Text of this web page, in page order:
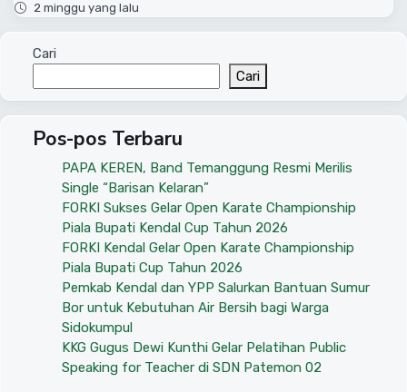
2 minggu yang lalu
Cari
Cari
Pos-pos Terbaru
PAPA KEREN, Band Temanggung Resmi Merilis
Single “Barisan Kelaran”
FORKI Sukses Gelar Open Karate Championship
Piala Bupati Kendal Cup Tahun 2026
FORKI Kendal Gelar Open Karate Championship
Piala Bupati Cup Tahun 2026
Pemkab Kendal dan YPP Salurkan Bantuan Sumur
Bor untuk Kebutuhan Air Bersih bagi Warga
Sidokumpul
KKG Gugus Dewi Kunthi Gelar Pelatihan Public
Speaking for Teacher di SDN Patemon 02